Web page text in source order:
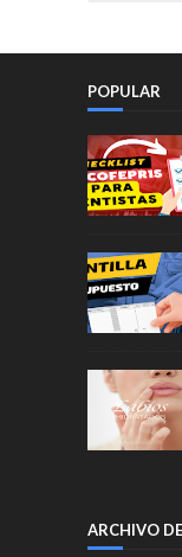
POPULAR
ARCHIVO